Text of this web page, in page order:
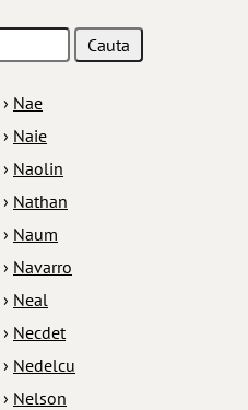
› Nae
› Naie
› Naolin
› Nathan
› Naum
› Navarro
› Neal
› Necdet
› Nedelcu
› Nelson